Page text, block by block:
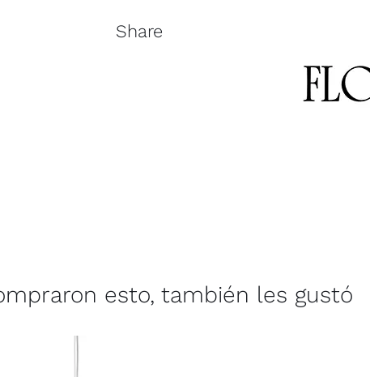
Share
esto, también les gustó